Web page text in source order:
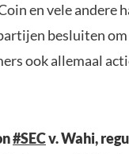
en vele andere
besluiten
ook allemaal
#SECv. Wahi,